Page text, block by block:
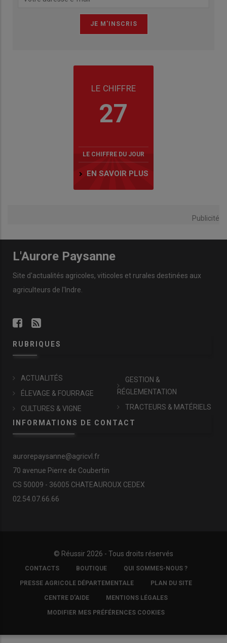
LE CHIFFRE
27
LE CHIFFRE DU JOUR
EN SAVOIR PLUS
Publicité
L'Aurore Paysanne
Site d'actualités agricoles, viticoles et rurales destinées aux
agriculteurs de l'Indre.
RUBRIQUES
ACTUALITÉS
ÉLEVAGE & FOURRAGE
CULTURES & VIGNE
GESTION &
RÉGLEMENTATION
TRACTEURS & MATÉRIELS
INFORMATIONS DE CONTACT
aurorepaysanne@agricvl.fr
70 avenue Pierre de Coubertin
CS 50009 - 36005 CHATEAUROUX CEDEX
02.54.07.66.66
© Réussir 2026 - Tous droits réservés
FOOTER
COPYRIGHT
CONTACTS BOUTIQUE QUI SOMMES-NOUS ?
PRESSE AGRICOLE DÉPARTEMENTALE PLAN DU SITE
CENTRE D'AIDE MENTIONS LÉGALES
MODIFIER MES PRÉFÉRENCES COOKIES